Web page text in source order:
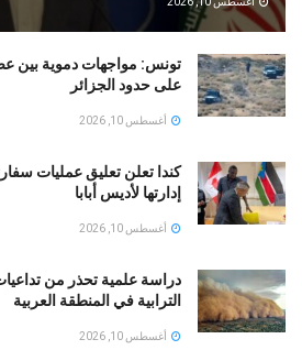
تونس: مواجهات دموية بين
على حدود الجزائر
أغسطس 10, 2026
كندا تعلن تعليق عمليات
إدارتها لأديس أبابا
أغسطس 10, 2026
دراسة علمية تحذر من
الترابية في المنطقة العربية
أغسطس 10, 2026